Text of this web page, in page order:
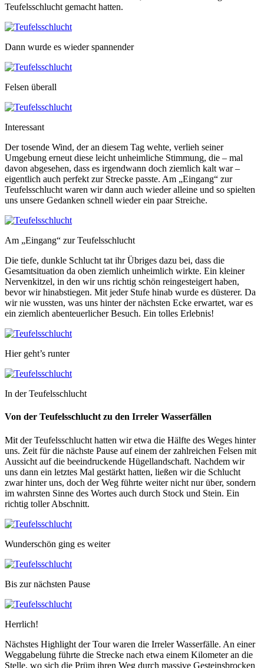
Teufelsschlucht gemacht hatten.
Dann wurde es wieder spannender
Felsen überall
Interessant
Der tosende Wind, der an diesem Tag wehte, verlieh seiner
Umgebung erneut diese leicht unheimliche Stimmung, die – mal
davon abgesehen, dass es irgendwann doch ziemlich kalt war –
eigentlich auch perfekt zur Strecke passte. Am „Eingang“ zur
Teufelsschlucht waren wir dann auch wieder alleine und so spielten
uns unsere Gedanken schnell wieder ein paar Streiche.
Am „Eingang“ zur Teufelsschlucht
Die tiefe, dunkle Schlucht tat ihr Übriges dazu bei, dass die
Gesamtsituation da oben ziemlich unheimlich wirkte. Ein kleiner
Nervenkitzel, in den wir uns richtig schön reingesteigert haben,
bevor wir hinabstiegen. Mit jeder Stufe hinab wurde es düsterer. Da
wir nie wussten, was uns hinter der nächsten Ecke erwartet, war es
ein ziemlich abenteuerlicher Besuch. Ein tolles Erlebnis!
Hier geht’s runter
In der Teufelsschlucht
Von der Teufelsschlucht zu den Irreler Wasserfällen
Mit der Teufelsschlucht hatten wir etwa die Hälfte des Weges hinter
uns. Zeit für die nächste Pause auf einem der zahlreichen Felsen mit
Aussicht auf die beeindruckende Hügellandschaft. Nachdem wir
uns dann ein letztes Mal gestärkt hatten, ließen wir die Schlucht
zwar hinter uns, doch der Weg führte weiter nicht nur über, sondern
im wahrsten Sinne des Wortes auch durch Stock und Stein. Ein
richtig toller Abschnitt.
Wunderschön ging es weiter
Bis zur nächsten Pause
Herrlich!
Nächstes Highlight der Tour waren die Irreler Wasserfälle. An einer
Weggabelung führte die Strecke nach etwa einem Kilometer an die
Stelle, wo sich die Prüm ihren Weg durch massive Gesteinsbrocken